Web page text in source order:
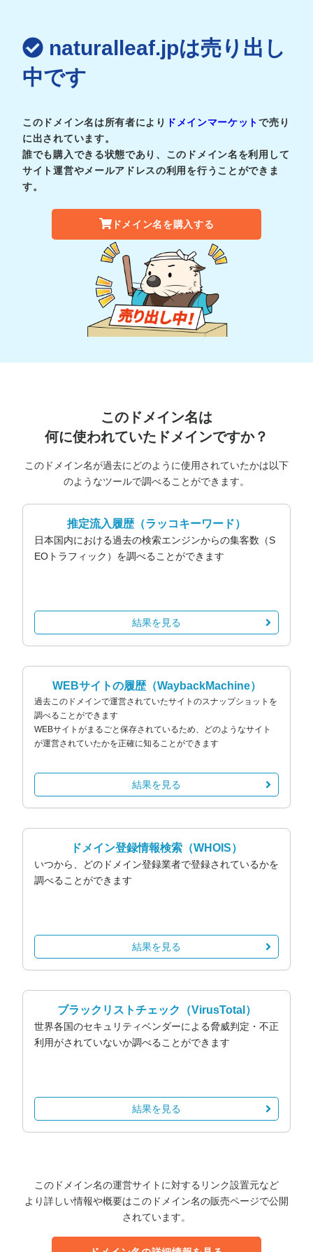
naturalleaf.jpは売り出し
中です
このドメイン名は所有者により ドメインマーケットで売り
に出されています。
誰でも購入できる状態であり、このドメイン名を利用して
サイト運営やメールアドレスの利用を行うことができま
す。
ドメイン名を購入する
このドメイン名は
何に使われていたドメインですか？
このドメイン名が過去にどのように使用されていたかは以下
のようなツールで調べることができます。
推定流入履歴（ラッコキーワード）
日本国内における過去の検索エンジンからの集客数（S
EOトラフィック）を調べることができます
結果を見る
WEBサイトの履歴（WaybackMachine）
過去このドメインで運営されていたサイトのスナップショットを
調べることができます
WEBサイトがまるごと保存されているため、どのようなサイト
が運営されていたかを正確に知ることができます
結果を見る
ドメイン登録情報検索 （WHOIS）
いつから、どのドメイン登録業者で登録されているかを
調べることができます
結果を見る
ブラックリストチェック （VirusTotal）
世界各国のセキュリティベンダーによる脅威判定・不正
利用がされていないか調べることができます
結果を見る
このドメイン名の運営サイトに対するリンク設置元など
より詳しい情報や概要はこのドメイン名の販売ページで公開
されています。